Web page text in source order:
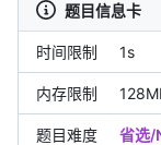
题目信息卡
时间限制 1s
内存限制
题目难度 省选/